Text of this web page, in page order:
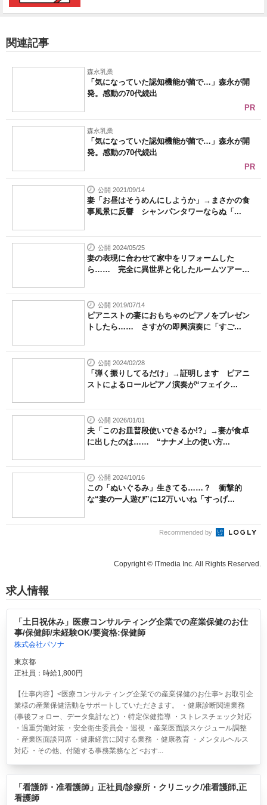
関連記事
森永乳業
「気になっていた認知機能が菌で…」森永が開
発。感動の70代続出
PR
森永乳業
「気になっていた認知機能が菌で…」森永が開
発。感動の70代続出
PR
公開 2021/09/14
妻「お昼はそうめんにしようか」→まさかの食
事風景に反響 シャンパンタワーならぬ「...
公開 2024/05/25
妻の表現に合わせて家中をリフォームした
ら…… 完全に異世界と化したルームツアー
公開 2019/07/14
ピアニストの妻におもちゃのピアノをプレゼン
トしたら…… さすがの即興演奏に「すご...
公開 2024/02/28
「弾く振りしてるだけ」→証明します ピアニ
ストによるロールピアノ演奏が“フェイク...
公開 2026/01/01
夫「このお皿普段使いできるか!?」→妻が食卓
に出したのは…… “ナナメ上の使い方...
公開 2024/10/16
この「ぬいぐるみ」生きてる……？ 衝撃的
な“妻の一人遊び”に12万いいね「すっげ...
Recommended by
Copyright © ITmedia Inc. All Rights Reserved.
求人情報
「土日祝休み」医療コンサルティング企業での産業保健のお仕
事/保健師/未経験OK/要資格:保健師
株式会社パソナ
東京都
正社員：時給1,800円
【仕事内容】<医療コンサルティング企業での産業保健のお仕事> お取引企
業様の産業保健活動をサポートしていただきます。 ・健康診断関連業務
(事後フォロー、データ集計など) ・特定保健指導 ・ストレスチェック対応
・過重労働対策 ・安全衛生委員会・巡視 ・産業医面談スケジュール調整
・産業医面談同席 ・健康経営に関する業務 ・健康教育 ・メンタルヘルス
対応 ・その他、付随する事務業務など <おす...
「看護師・准看護師」正社員/診療所・クリニック/准看護師,正
看護師